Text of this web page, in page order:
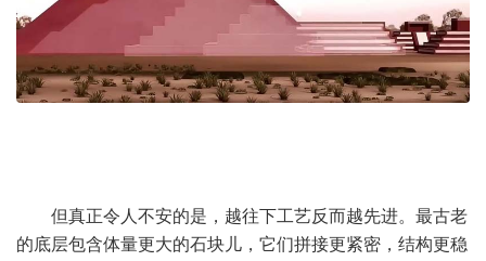
但真正令人不安的是，越往下工艺反而越先进。最古老
的底层包含体量更大的石块儿，它们拼接更紧密，结构更稳